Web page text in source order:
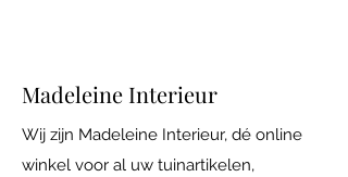
Madeleine Interieur
Wij zijn Madeleine Interieur, dé online
winkel voor al uw tuinartikelen,